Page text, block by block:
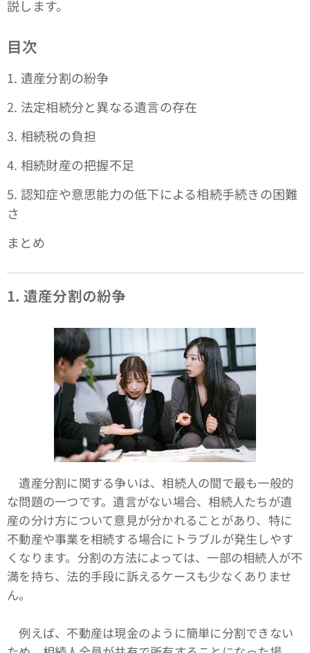
説します。
目次
1. 遺産分割の紛争
2. 法定相続分と異なる遺言の存在
3. 相続税の負担
4. 相続財産の把握不足
5. 認知症や意思能力の低下による相続手続きの困難
さ
まとめ
1. 遺産分割の紛争
遺産分割に関する争いは、相続人の間で最も一般的
な問題の一つです。遺言がない場合、相続人たちが遺
産の分け方について意見が分かれることがあり、特に
不動産や事業を相続する場合にトラブルが発生しやす
くなります。分割の方法によっては、一部の相続人が不
満を持ち、法的手段に訴えるケースも少なくありませ
ん。
例えば、不動産は現金のように簡単に分割できない